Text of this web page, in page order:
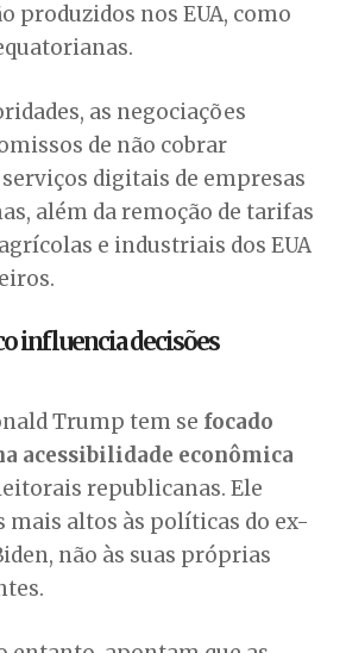
produzidos nos EUA, como
as negociações
de não cobrar
digitais de empresas
além da remoção de tarifas
e industriais dos EUA
influencia decisões
Trump tem se focado
acessibilidade econômica
republicanas. Ele
mais altos às políticas do ex-
não às suas próprias